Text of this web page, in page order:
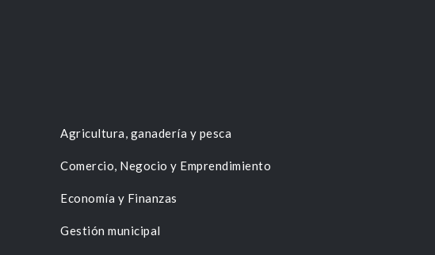
Agricultura, ganadería y pesca
Comercio, Negocio y Emprendimiento
Economía y Finanzas
Gestión municipal